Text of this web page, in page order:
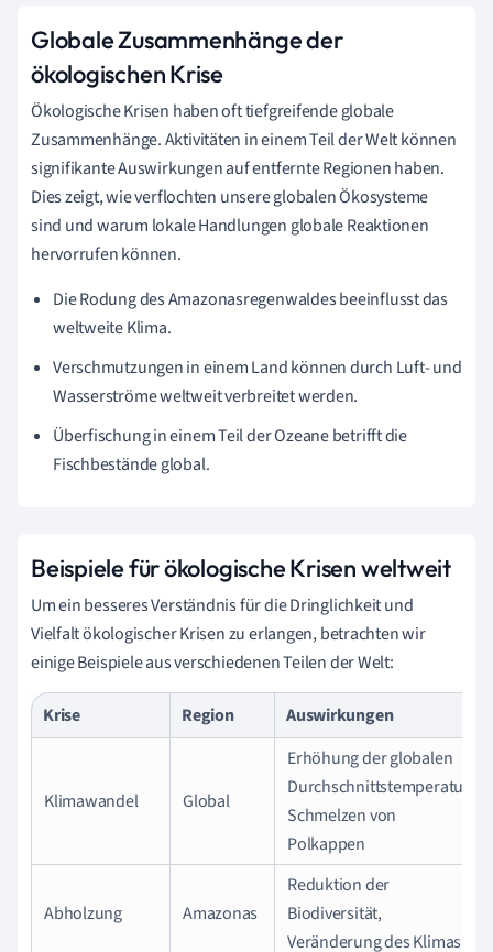
Globale Zusammenhänge der
ökologischen Krise
Ökologische Krisen haben oft tiefgreifende globale
Zusammenhänge. Aktivitäten in einem Teil der Welt können
signifikante Auswirkungen auf entfernte Regionen haben.
Dies zeigt, wie verflochten unsere globalen Ökosysteme
sind und warum lokale Handlungen globale Reaktionen
hervorrufen können.
Die Rodung des Amazonasregenwaldes beeinflusst das
weltweite Klima.
Verschmutzungen in einem Land können durch Luft- und
Wasserströme weltweit verbreitet werden.
Überfischung in einem Teil der Ozeane betrifft die
Fischbestände global.
Beispiele für ökologische Krisen weltweit
Um ein besseres Verständnis für die Dringlichkeit und
Vielfalt ökologischer Krisen zu erlangen, betrachten wir
einige Beispiele aus verschiedenen Teilen der Welt:
Krise Region Auswirkungen
Klimawandel Global
Erhöhung der globalen
Durchschnittstemperatur,
Schmelzen von
Polkappen
Abholzung Amazonas
Reduktion der
Biodiversität,
Veränderung des Klimas